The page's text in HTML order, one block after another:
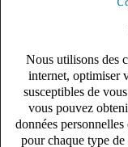
Nous utilisons des
internet, optimiser
susceptibles de
vous pouvez
données
pour chaque type
s'adapter à vos
10 univers
connaître votre
12 bureaux en
proximité avec